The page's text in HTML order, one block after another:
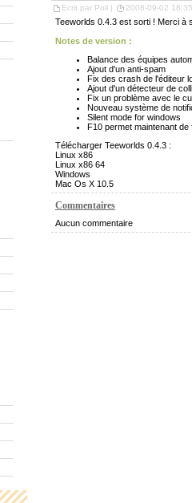
Ecrit par Poil | 2008-09-02
Teeworlds 0.4.3 est sorti ! Merci à
Notes de version :
Balance des équipes
Ajout d'un anti-spam
Fix des crash de l'éditeur
Ajout d'un détecteur de
Fix un problème avec le
Nouveau système de
Silent mode for windows
F10 permet maintenant
Télécharger Teeworlds 0.4.3 :
Linux x86
Linux x86 64
Windows
Mac Os X 10.5
Commentaires
Aucun commentaire